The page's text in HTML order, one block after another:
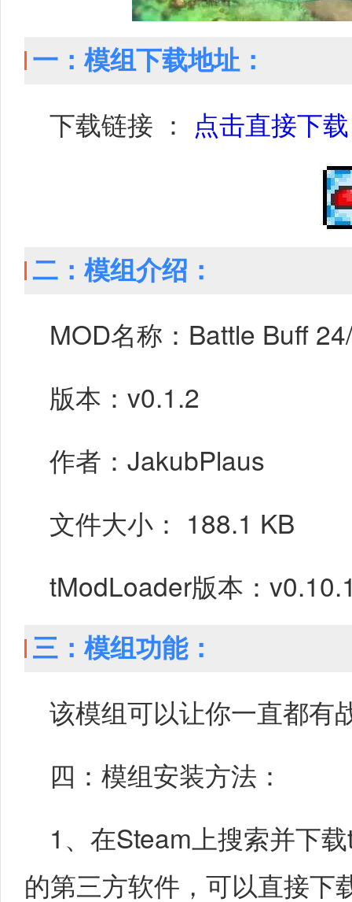
一：模组下载地址：
下载链接 ： 点击直接下载
二：模组介绍：
MOD名称：Battle Buff
版本：v0.1.2
作者：JakubPlaus
文件大小： 188.1 KB
tModLoader版本：
三：模组功能：
该模组可以让你一直都有
四：模组安装方法：
1、在Steam上搜索并下
的第三方软件，可以直接下